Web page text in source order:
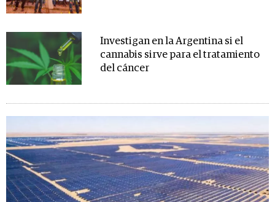
Investigan en la Argentina si el
cannabis sirve para el tratamiento
del cáncer